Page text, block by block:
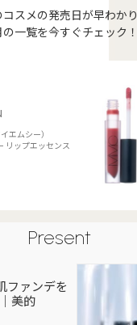
スメの発売日が早わかり
一覧を今すぐチェック！
エムシー）
リップエッセンス
Present
ファンデを
美的